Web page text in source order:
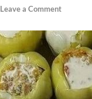
Leave a Comment